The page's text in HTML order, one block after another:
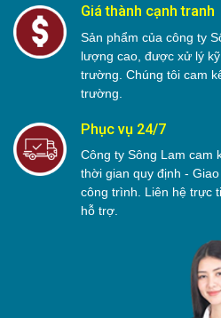
Giá thành cạnh tranh
Sản phẩm của công ty
lượng cao, được xử lý
trường. Chúng tôi cam
trường.
Phục vụ 24/7
Công ty Sông Lam cam
thời gian quy định -
công trình. Liên hệ trực
hỗ trợ.